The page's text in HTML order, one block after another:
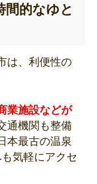
間的なゆと
は、利便性の
業施設などが
通機関も整備
本最古の温泉
気軽にアクセ